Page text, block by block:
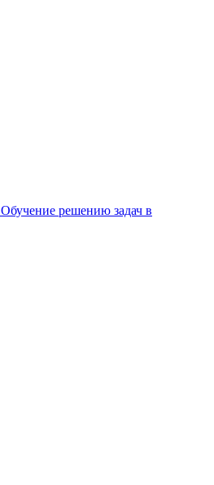
Обучение решению задач в